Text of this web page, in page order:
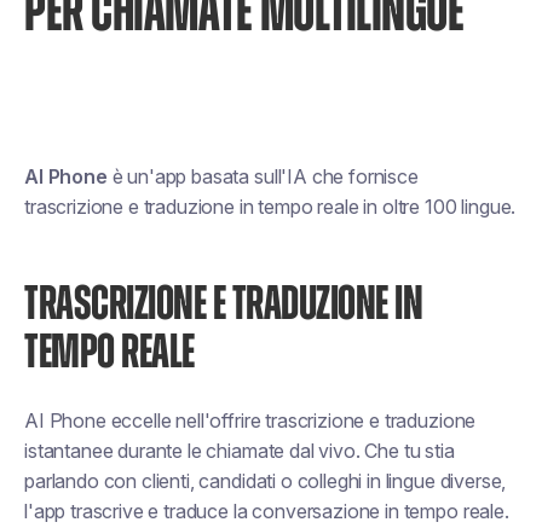
PER CHIAMATE MULTILINGUE
AI Phone è un'app basata sull'IA che fornisce
trascrizione e traduzione in tempo reale in oltre 100 lingue.
TRASCRIZIONE E TRADUZIONE IN
TEMPO REALE
AI Phone eccelle nell'offrire trascrizione e traduzione
istantanee durante le chiamate dal vivo. Che tu stia
parlando con clienti, candidati o colleghi in lingue diverse,
l'app trascrive e traduce la conversazione in tempo reale.